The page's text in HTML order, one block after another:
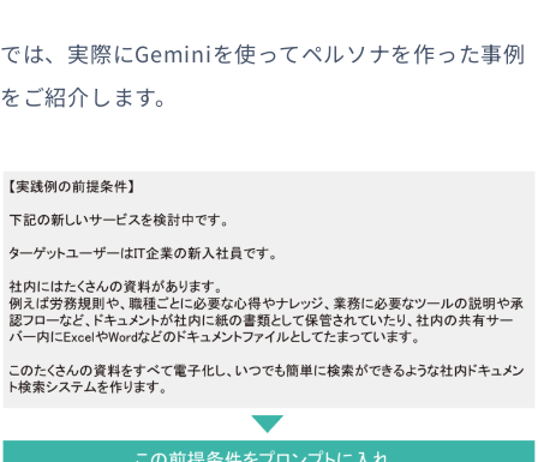
では、実際にGeminiを使ってペルソナを作った事例
をご紹介します。